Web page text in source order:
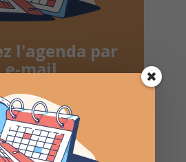
l'agenda par
e-mail
Marchés de Noël, ...
possible à tout moment